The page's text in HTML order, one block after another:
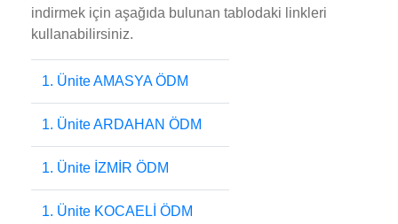
indirmek için aşağıda bulunan tablodaki linkleri
kullanabilirsiniz.
1. Ünite AMASYA ÖDM
1. Ünite ARDAHAN ÖDM
1. Ünite İZMİR ÖDM
1. Ünite KOCAELİ ÖDM